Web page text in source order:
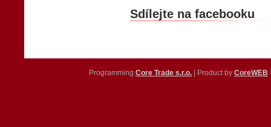
Sdílejte na facebooku
Programming Core Trade s.r.o. | Product by CoreWEB